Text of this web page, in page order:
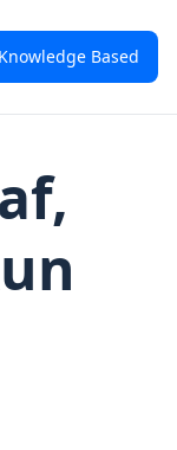
Knowledge Based